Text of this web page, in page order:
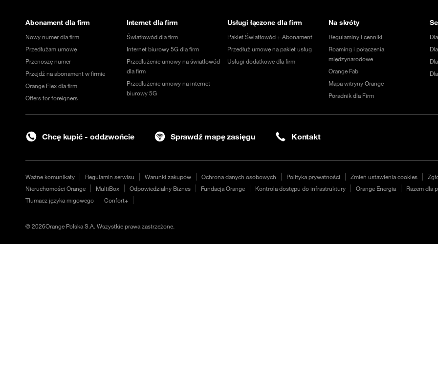
Abonament dla firm
Nowy numer dla firm
Przedłużam umowę
Przenoszę numer
Przejdź na abonament w firmie
Orange Flex dla firm
Offers for foreigners
Internet dla firm
Światłowód dla firm
Internet biurowy 5G dla firm
Przedłużenie umowy na światłowód
dla firm
Przedłużenie umowy na internet
biurowy 5G
Usługi łączone dla firm
Pakiet Światłowód + Abonament
Przedłuż umowę na pakiet usług
Usługi dodatkowe dla firm
Na skróty
Regulaminy i cenniki
Roaming i połączenia
międzynarodowe
Orange Fab
Mapa witryny Orange
Poradnik dla Firm
Chcę kupić - oddzwońcie Sprawdź mapę zasięgu Kontakt
Ważne komunikaty Regulamin serwisu Warunki zakupów Ochrona danych osobowych Polityka prywatności Zmień ustawienia cookies
Nieruchomości Orange
MultiBox Odpowiedzialny Biznes Fundacja Orange Kontrola dostępu do infrastruktury Orange Energia Razem dla
Tłumacz języka migowego
Confort+
©2026Orange Polska S.A. Wszystkie prawa zastrzeżone.